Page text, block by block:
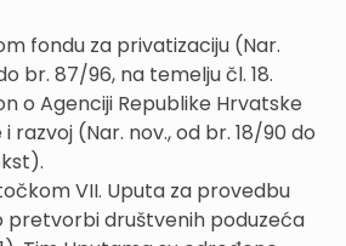
fondu za privatizaciju (Nar.
br. 87/96, na temelju čl. 18.
o Agenciji Republike Hrvatske
razvoj (Nar. nov., od br. 18/90 do
VII. Uputa za provedbu
pretvorbi društvenih poduzeća